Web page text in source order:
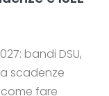
bandi DSU,
scadenze
come fare